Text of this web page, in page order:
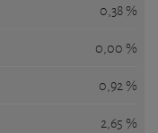
0,38 %
0,00 %
0,92 %
2,65 %